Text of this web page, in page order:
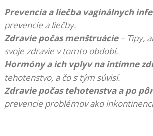
Prevencia a liečba vaginálnych
prevencie a liečby.
Zdravie počas menštruácie– Tipy,
svoje zdravie v tomto období.
Hormóny a ich vplyv na intímne
tehotenstvo, a čo s tým súvisí.
Zdravie počas tehotenstva a po
prevencie problémov ako